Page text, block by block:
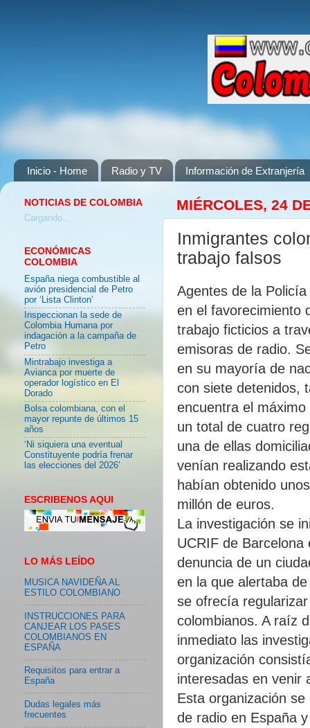
Inicio - Home Radio y TV Información de Extranjería
MIÉRCOLES, 24
Inmigrantes
trabajo falsos
Agentes de la
en el favorecimiento
trabajo ficticios a
emisoras de radio.
en su mayoría de
con siete detenidos,
encuentra el
un total de cuatro
una de ellas
venían realizando
habían obtenido
millón de euros.
La investigación se
UCRIF de Barcelona
denuncia de un
en la que alertaba
se ofrecía
colombianos. A raíz
inmediato las
organización
interesadas en venir
Esta organización
de radio en España
NOTICIAS DE COLOMBIA
Cargando...
ECONÓMICAS
COLOMBIA
España niega combustible al
avión presidencial de Petro
por ‘Lista Clinton’
Inspeccionan la sede de
Colombia Humana por
indagación a la campaña de
Petro
Mintrabajo investiga a
Avianca por muerte de
operador logístico en El
Dorado
Bolsa colombiana, con el
mayor repunte de últimos 15
años
‘Ni siquiera una eventual
Constituyente podría frenar
las elecciones del 2026’
ESCRIBENOS AQUI
LO MÁS LEÍDO
MUSICA NAVIDEÑA AL
ESTILO COLOMBIANO
INSTRUCCIONES PARA
CANJEAR LOS PASES
COLOMBIANOS EN
ESPAÑA
Requisitos para entrar a
España
Dudas legales más
frecuentes